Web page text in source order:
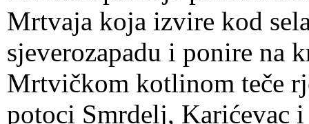
Mrtvaja koja izvire kod
sjeverozapadu i ponire na
Mrtvičkom kotlinom teče
potoci Smrdelj, Karićevac i